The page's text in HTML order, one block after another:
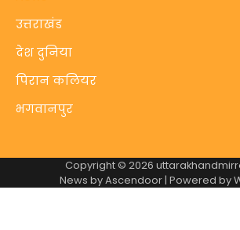
उत्तराखंड
देश दुनिया
पिरान कलियर
भगवानपुर
Copyright © 2026
News byAscendoor| Powered by